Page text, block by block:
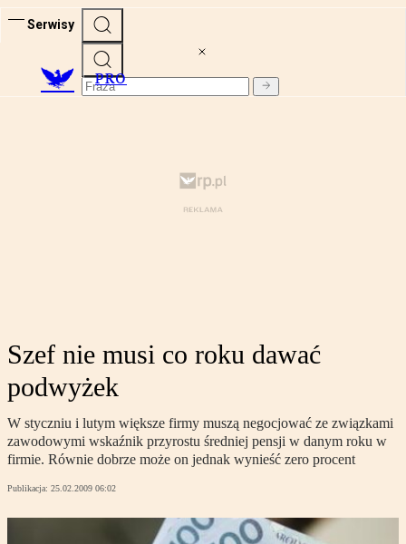
Serwisy
PRO
Szef nie musi co roku dawać
podwyżek
W styczniu i lutym większe firmy muszą negocjować ze związkami
zawodowymi wskaźnik przyrostu średniej pensji w danym roku w
firmie. Równie dobrze może on jednak wynieść zero procent
Publikacja: 25.02.2009 06:02